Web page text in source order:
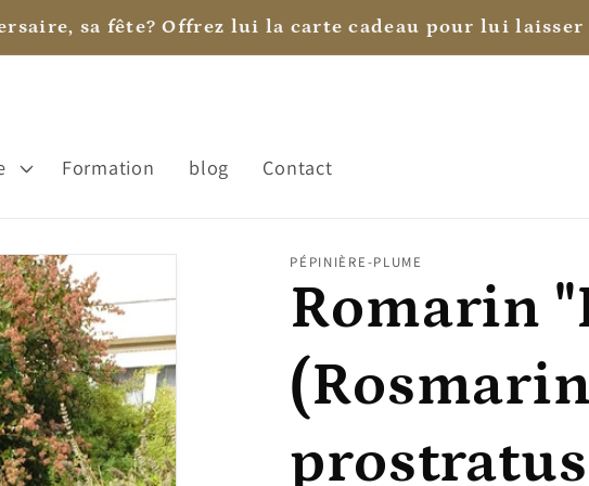
sa fête? Offrez lui la carte cadeau pour lui
Formation blog Contact
PÉPINIÈRE-PLUME
Romarin
prostratus